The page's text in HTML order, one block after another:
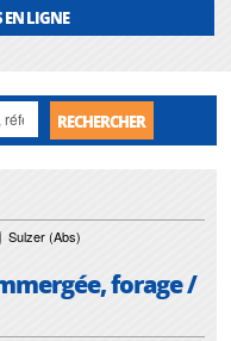
service de
l'absence de perturbation
EN LIGNE
RECHERCHER
Sulzer (Abs)
forage /